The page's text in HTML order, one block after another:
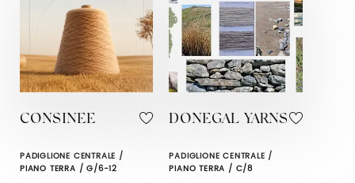
CONSINEE
PADIGLIONE CENTRALE /
PIANO TERRA / G/6-12
DONEGAL YARNS
PADIGLIONE CENTRALE /
PIANO TERRA / C/8